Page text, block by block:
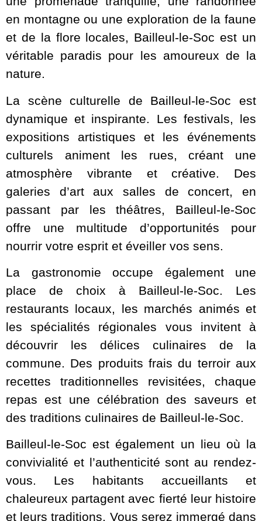
en montagne ou une exploration de la faune
et de la flore locales, Bailleul-le-Soc est un
véritable paradis pour les amoureux de la
nature.
La scène culturelle de Bailleul-le-Soc est
dynamique et inspirante. Les festivals, les
expositions artistiques et les événements
culturels animent les rues, créant une
atmosphère vibrante et créative. Des
galeries d’art aux salles de concert, en
passant par les théâtres, Bailleul-le-Soc
offre une multitude d’opportunités pour
nourrir votre esprit et éveiller vos sens.
La gastronomie occupe également une
place de choix à Bailleul-le-Soc. Les
restaurants locaux, les marchés animés et
les spécialités régionales vous invitent à
découvrir les délices culinaires de la
commune. Des produits frais du terroir aux
recettes traditionnelles revisitées, chaque
repas est une célébration des saveurs et
des traditions culinaires de Bailleul-le-Soc.
Bailleul-le-Soc est également un lieu où la
convivialité et l’authenticité sont au rendez-
vous. Les habitants accueillants et
chaleureux partagent avec fierté leur histoire
et leurs traditions. Vous serez immergé dans